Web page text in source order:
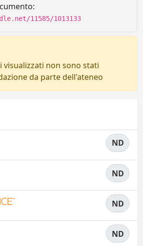
11585/1013133
visualizzati non sono stati
da parte dell'ateneo
ND
ND
ND
ND